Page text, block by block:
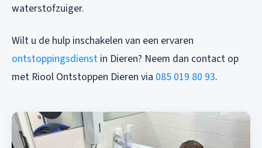
waterstofzuiger.
Wilt u de hulp inschakelen van een ervaren
ontstoppingsdienst in Dieren? Neem dan contact op
met Riool Ontstoppen Dieren via 085 019 80 93.